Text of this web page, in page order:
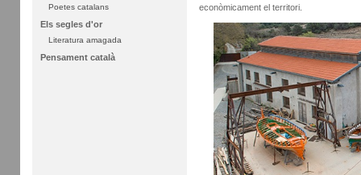
Poetes catalans
Els segles d'or
Literatura amagada
Pensament català
econòmicament el territori.